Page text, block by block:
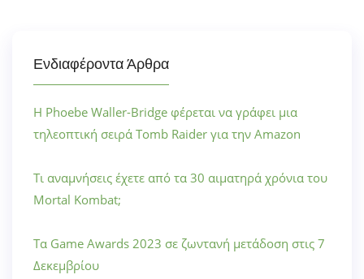
Ενδιαφέροντα Άρθρα
Η Phoebe Waller-Bridge φέρεται να γράφει μια
τηλεοπτική σειρά Tomb Raider για την Amazon
Τι αναμνήσεις έχετε από τα 30 αιματηρά χρόνια του
Mortal Kombat;
Τα Game Awards 2023 σε ζωντανή μετάδοση στις 7
Δεκεμβρίου